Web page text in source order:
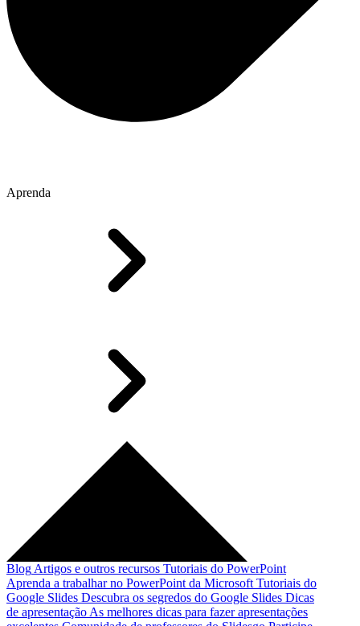
Aprenda
Blog Artigos e outros recursos Tutoriais do PowerPoint
Aprenda a trabalhar no PowerPoint da Microsoft Tutoriais do
Google Slides Descubra os segredos do Google Slides Dicas
de apresentação As melhores dicas para fazer apresentações